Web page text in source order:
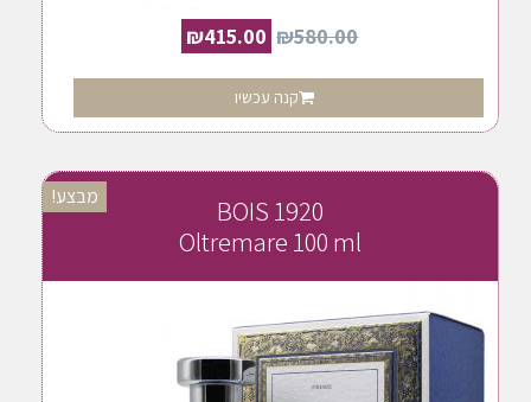
₪580.00
₪415.00
קנה עכשיו
מבצע!
BOIS 1920
Oltremare 100 ml